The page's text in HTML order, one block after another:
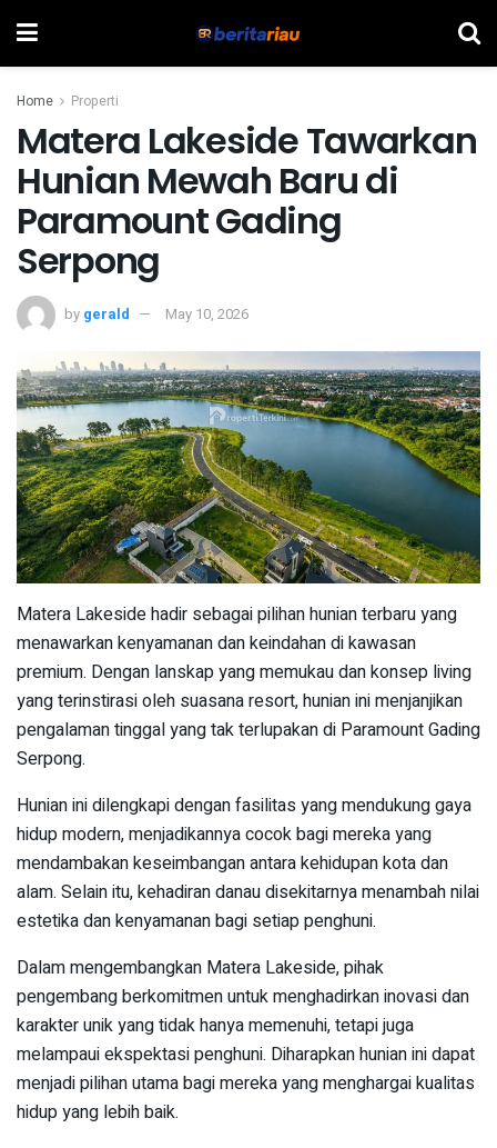
Home Properti
Matera Lakeside Tawarkan
Hunian Mewah Baru di
Paramount Gading
Serpong
by gerald May 10, 2026
Matera Lakeside hadir sebagai pilihan hunian terbaru yang
menawarkan kenyamanan dan keindahan di kawasan
premium. Dengan lanskap yang memukau dan konsep living
yang terinstirasi oleh suasana resort, hunian ini menjanjikan
pengalaman tinggal yang tak terlupakan di Paramount Gading
Serpong.
Hunian ini dilengkapi dengan fasilitas yang mendukung gaya
hidup modern, menjadikannya cocok bagi mereka yang
mendambakan keseimbangan antara kehidupan kota dan
alam. Selain itu, kehadiran danau disekitarnya menambah nilai
estetika dan kenyamanan bagi setiap penghuni.
Dalam mengembangkan Matera Lakeside, pihak
pengembang berkomitmen untuk menghadirkan inovasi dan
karakter unik yang tidak hanya memenuhi, tetapi juga
melampaui ekspektasi penghuni. Diharapkan hunian ini dapat
menjadi pilihan utama bagi mereka yang menghargai kualitas
hidup yang lebih baik.